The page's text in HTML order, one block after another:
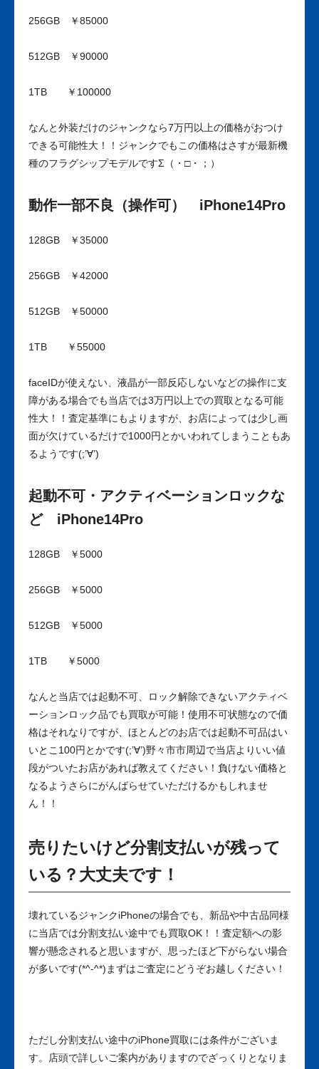
256GB ￥85000
512GB ￥90000
1TB ￥100000
なんと外装だけのジャンクなら7万円以上の価格がおつけ
できる可能性大！！ジャンクでもこの価格はさすが最新機
種のフラグシップモデルですΣ（・□・；）
動作一部不良（操作可） iPhone14Pro
128GB ￥35000
256GB ￥42000
512GB ￥50000
1TB ￥55000
faceIDが使えない、液晶が一部反応しないなどの操作に支
障がある場合でも当店では3万円以上での買取となる可能
性大！！査定基準にもよりますが、お店によっては少し画
面が欠けているだけで1000円とかいわれてしまうこともあ
るようです(;’∀’)
起動不可・アクティベーションロックな
ど iPhone14Pro
128GB ￥5000
256GB ￥5000
512GB ￥5000
1TB ￥5000
なんと当店では起動不可、ロック解除できないアクティベ
ーションロック品でも買取が可能！使用不可状態なので価
格はそれなりですが、ほとんどのお店では起動不可品はい
いとこ100円とかです(;’∀’)野々市市周辺で当店よりいい値
段がついたお店があれば教えてください！負けない価格と
なるようさらにがんばらせていただけるかもしれませ
ん！！
売りたいけど分割支払いが残って
いる？大丈夫です！
壊れているジャンクiPhoneの場合でも、新品や中古品同様
に当店では分割支払い途中でも買取OK！！査定額への影
響が懸念されると思いますが、思ったほど下がらない場合
が多いです(*^-^*)まずはご査定にどうぞお越しください！
ただし分割支払い途中のiPhone買取には条件がございま
す。店頭で詳しいご案内がありますのでざっくりとなりま